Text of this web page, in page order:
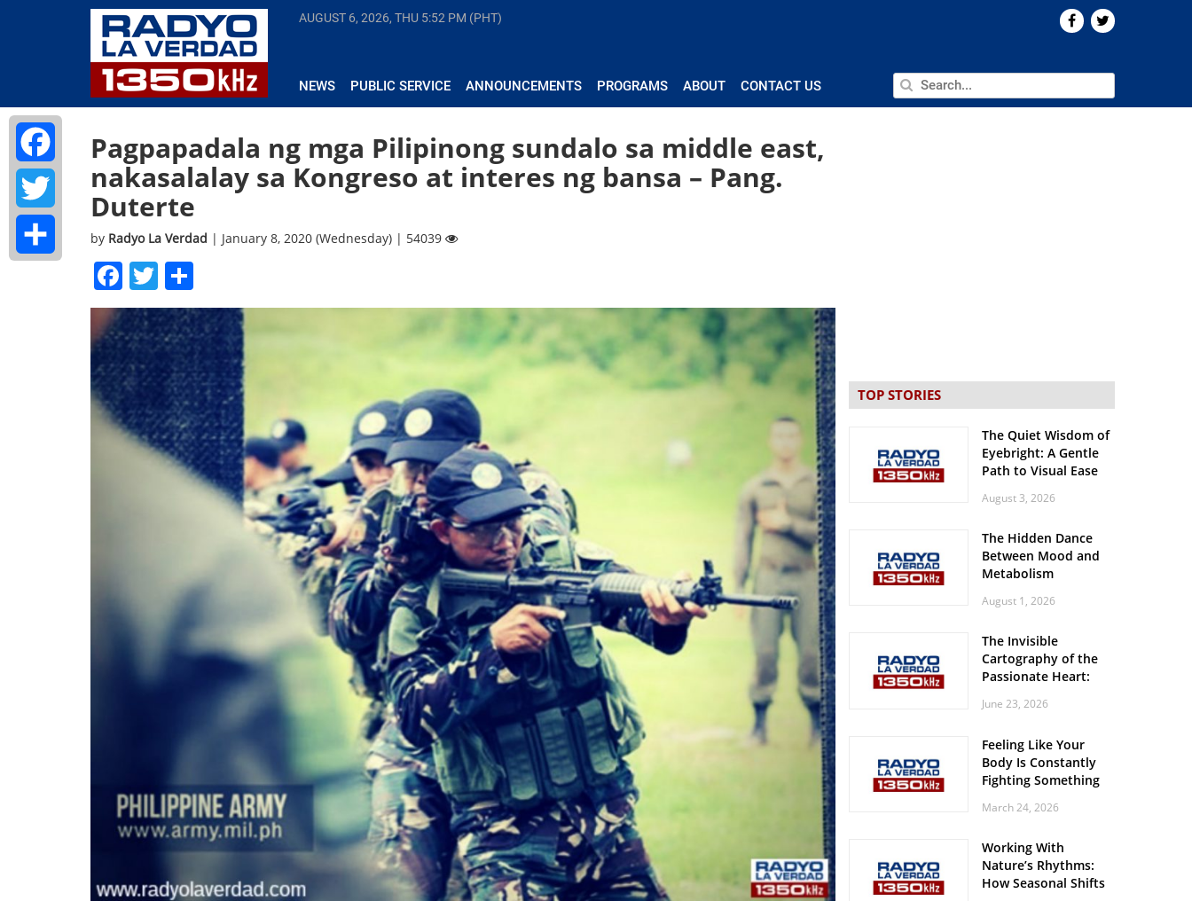
AUGUST 6, 2026, THU 5:52 PM (PHT)
NEWS PUBLIC SERVICE ANNOUNCEMENTS PROGRAMS ABOUT CONTACT US
Pagpapadala ng mga Pilipinong sundalo sa middle east,
nakasalalay sa Kongreso at interes ng bansa – Pang.
Duterte
by Radyo La Verdad | January 8, 2020 (Wednesday) | 54039
Facebook
Twitter
TOP STORIES
The Quiet Wisdom of
Eyebright: A Gentle
Path to Visual Ease
August 3, 2026
The Hidden Dance
Between Mood and
Metabolism
August 1, 2026
The Invisible
Cartography of the
Passionate Heart:
Spatial Solitude in
Roaring Stadiums
June 23, 2026
Feeling Like Your
Body Is Constantly
Fighting Something
Body Might Be
March 24, 2026
Working With
Nature’s Rhythms:
How Seasonal Shifts
Facebook
Twitter